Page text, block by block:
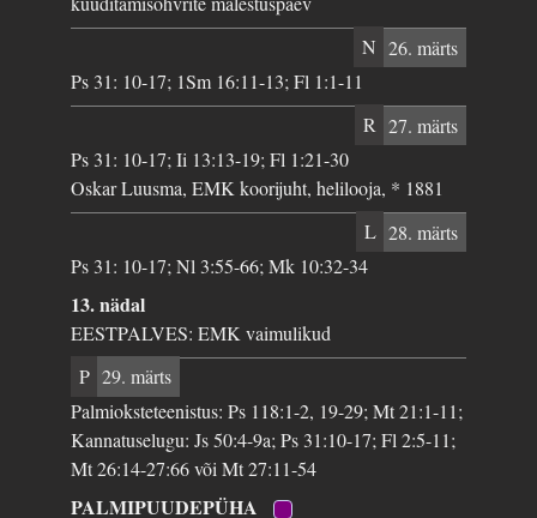
N 26. märts
Ps 31: 10-17; 1Sm 16:11-13; Fl 1:1-11
R 27. märts
Ps 31: 10-17; Ii 13:13-19; Fl 1:21-30
Oskar Luusma, EMK koorijuht, helilooja, * 1881
L 28. märts
Ps 31: 10-17; Nl 3:55-66; Mk 10:32-34
13. nädal
EESTPALVES: EMK vaimulikud
P 29. märts
Palmioksteteenistus: Ps 118:1-2, 19-29; Mt 21:1-11;
Kannatuselugu: Js 50:4-9a; Ps 31:10-17; Fl 2:5-11;
Mt 26:14-27:66 või Mt 27:11-54
PALMIPUUDEPÜHA